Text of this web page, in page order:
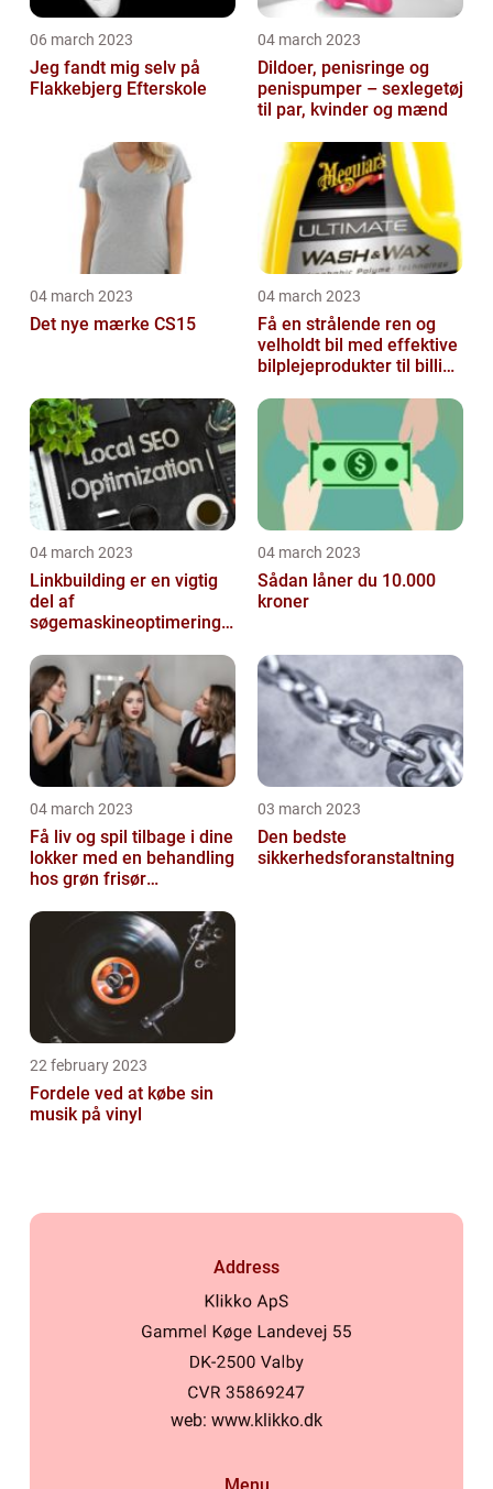
06 march 2023
Jeg fandt mig selv på
Flakkebjerg Efterskole
04 march 2023
Dildoer, penisringe og
penispumper – sexlegetøj
til par, kvinder og mænd
04 march 2023
Det nye mærke CS15
04 march 2023
Få en strålende ren og
velholdt bil med effektive
bilplejeprodukter til billige
04 march 2023
Linkbuilding er en vigtig
del af
søgemaskineoptimeringe
04 march 2023
Sådan låner du 10.000
kroner
04 march 2023
Få liv og spil tilbage i dine
lokker med en behandling
hos grøn frisør
03 march 2023
Den bedste
sikkerhedsforanstaltning
22 february 2023
Fordele ved at købe sin
musik på vinyl
Address
web: www.klikko.dk